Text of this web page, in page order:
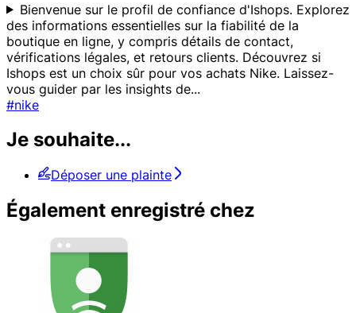
Bienvenue sur le profil de confiance d'Ishops. Explorez
des informations essentielles sur la fiabilité de la
boutique en ligne, y compris détails de contact,
vérifications légales, et retours clients. Découvrez si
Ishops est un choix sûr pour vos achats Nike. Laissez-
vous guider par les insights de...
#nike
Je souhaite...
Déposer une plainte
Également enregistré chez